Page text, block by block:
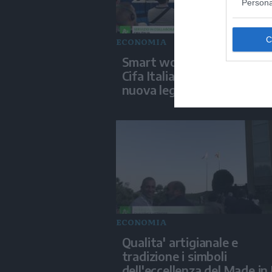
ECONOMIA
Smart working in
Cifa Italia mette al centro la
nuova legge annuale sulle
ECONOMIA
Qualita' artigianale e
tradizione i simboli